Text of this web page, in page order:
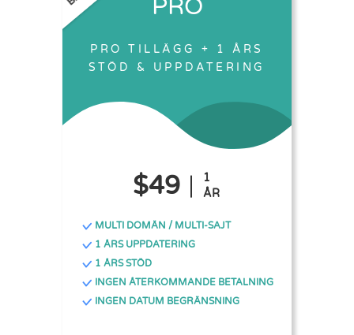
PRO
PRO TILLÄGG + 1 ÅRS
STÖD & UPPDATERING
$49
1
ÅR
MULTI DOMÄN / MULTI-SAJT
1 ÅRS UPPDATERING
1 ÅRS STÖD
INGEN ÅTERKOMMANDE BETALNING
INGEN DATUM BEGRÄNSNING